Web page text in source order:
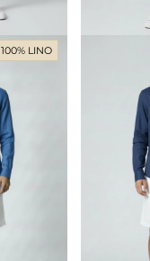
100% LINO